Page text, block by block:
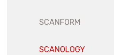
SCANFORM
SCANOLOGY